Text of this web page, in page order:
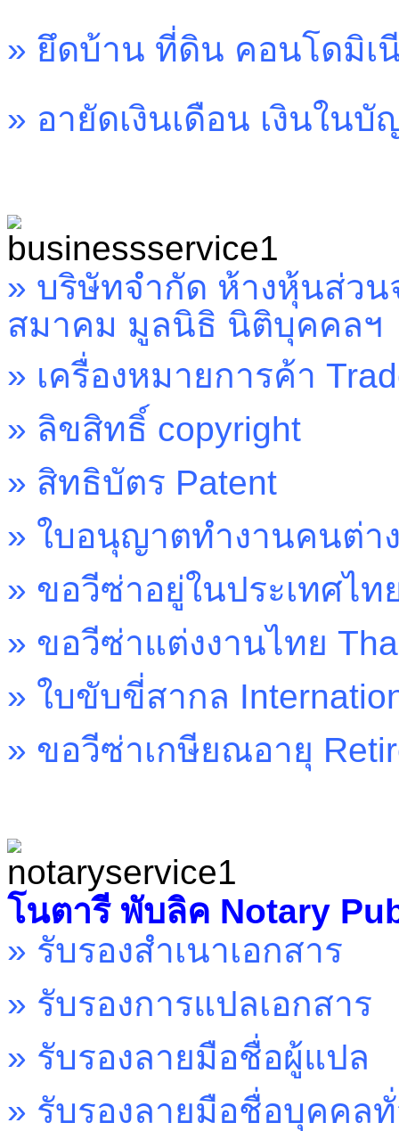
» ยึดบ้าน ที่ดิน คอนโดมิเ
» อายัดเงินเดือน เงินใน
» บริษัทจำกัด ห้างหุ้นส่ว
สมาคม มูลนิธิ นิติบุคคลฯ
» เครื่องหมายการค้า
» ลิขสิทธิ์ copyright
» สิทธิบัตร Patent
» ใบอนุญาตทำงานคนต่า
» ขอวีซ่าอยู่ในประเทศไ
» ขอวีซ่าแต่งงานไทย
» ใบขับขี่สากล
» ขอวีซ่าเกษียณอายุ
โนตารี พับลิค Notary
» รับรองสำเนาเอกสาร
» รับรองการแปลเอกสาร
» รับรองลายมือชื่อผู้แปล
» รับรองลายมือชื่อบุคคล